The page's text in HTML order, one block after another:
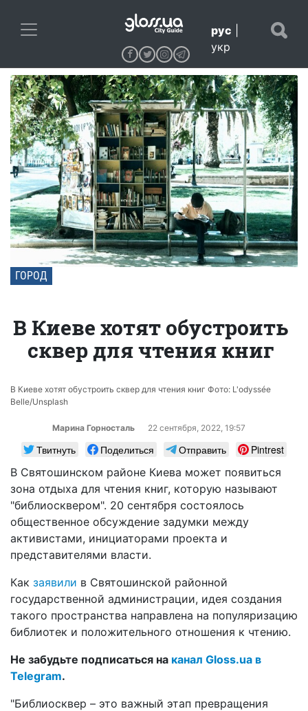
рус
укр
ГОРОД
В Киеве хотят обустроить
сквер для чтения книг
В Киеве хотят обустроить сквер для чтения книг Фото: L'odyssée
Belle/Unsplash
Марина Горносталь 22 сентября, 2022, 19:57
Твитнуть Поделиться Отправить
Pintrest
В Святошинском районе Киева может появиться
зона отдыха для чтения книг, которую называют
"библиосквером". 20 сентября состоялось
общественное обсуждение задумки между
активистами, инициаторами проекта и
представителями власти.
Как заявили в Святошинской районной
государственной администрации, идея создания
такого пространства направлена на популяризацию
библиотек и положительного отношения к чтению.
Не забудьте подписаться на канал Gloss.ua в
Telegram.
"Библиосквер – это важный этап превращения